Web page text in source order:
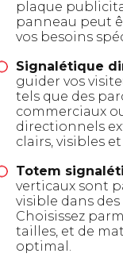
plaque
panneau peut
vos besoins
Signalétique
guider vos
tels que des
commerciaux
directionnels
clairs, visibles
Totem
verticaux sont
visible dans
Choisissez
tailles, et de
optimal.